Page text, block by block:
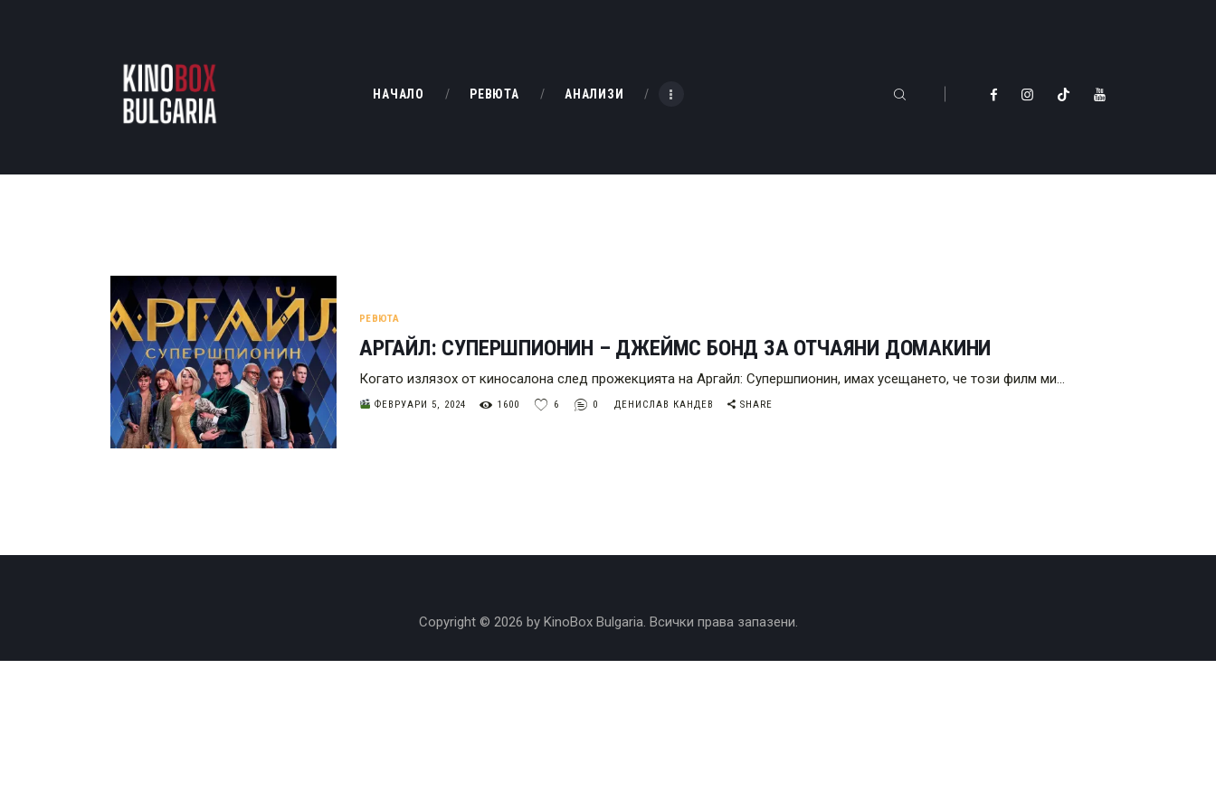
НАЧАЛО РЕВЮТА АНАЛИЗИ
РЕВЮТА
БАХТИ НАГРАДИТЕ
РЕВЮТА
АРГАЙЛ: СУПЕРШПИОНИН – ДЖЕЙМС БОНД ЗА ОТЧАЯНИ ДОМАКИНИ
Когато излязох от киносалона след прожекцията на Аргайл: Супершпионин, имах усещането, че този филм ми…
ФЕВРУАРИ 5, 2024 1600 6 0 ДЕНИСЛАВ КАНДЕВ SHARE
Copyright © 2026 by KinoBox Bulgaria. Всички права запазени.